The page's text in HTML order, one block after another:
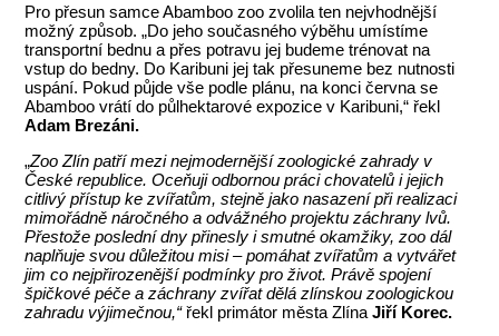
Pro přesun samce Abamboo zoo zvolila ten nejvhodnější
možný způsob. „Do jeho současného výběhu umístíme
transportní bednu a přes potravu jej budeme trénovat na
vstup do bedny. Do Karibuni jej tak přesuneme bez nutnosti
uspání. Pokud půjde vše podle plánu, na konci června se
Abamboo vrátí do půlhektarové expozice v Karibuni,“ řekl
Adam Brezáni.
„Zoo Zlín patří mezi nejmodernější zoologické zahrady v
České republice. Oceňuji odbornou práci chovatelů i jejich
citlivý přístup ke zvířatům, stejně jako nasazení při realizaci
mimořádně náročného a odvážného projektu záchrany lvů.
Přestože poslední dny přinesly i smutné okamžiky, zoo dál
naplňuje svou důležitou misi – pomáhat zvířatům a vytvářet
jim co nejpřirozenější podmínky pro život. Právě spojení
špičkové péče a záchrany zvířat dělá zlínskou zoologickou
zahradu výjimečnou,“řekl primátor města ZlínaJiří Korec.